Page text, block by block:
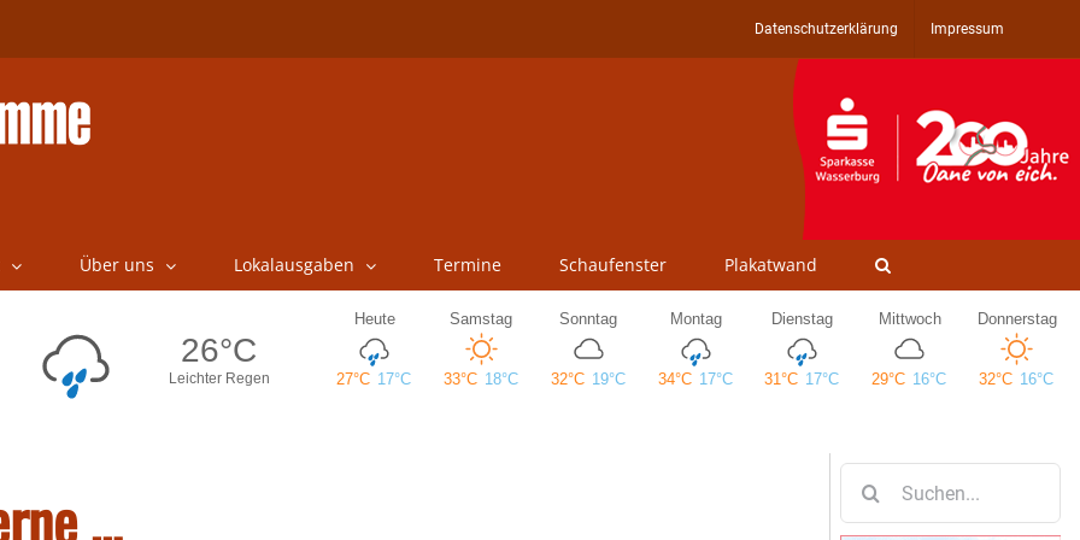
Datenschutzerklärung Impressum
Über uns Lokalausgaben Termine Schaufenster Plakatwand
…
nach: